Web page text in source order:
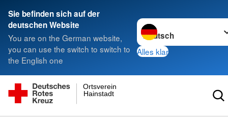
Sie befinden sich auf der
deutschen Website
You are on the German website,
you can use the switch to switch to
the English one
Sprache wechseln zu
Alles klar
Hainstadt
Ortsverein